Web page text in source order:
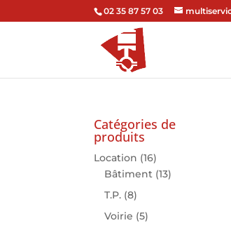
02 35 87 57 03
Catégories de
produits
Location (16)
Bâtiment (13)
T.P. (8)
Voirie (5)